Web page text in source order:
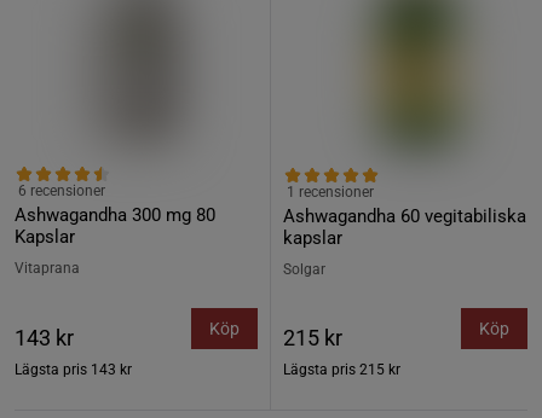
Ashwagandha 300 mg 80
Kapslar
6 recensioner
Vitaprana
143 kr
Lägsta pris 143 kr
Köp
Ashwagandha 60 vegitabiliska
kapslar
1 recensioner
Solgar
215 kr
Lägsta pris 215 kr
Köp